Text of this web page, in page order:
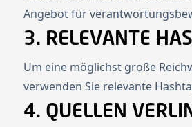
Angebot für
3. RELEVANTE
Um eine möglichst große
verwenden Sie relevante
4. QUELLEN